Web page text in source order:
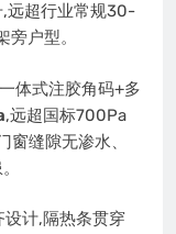
,远超行业常规30-
户型。
体式注胶角码+多
,远超国标700Pa
缝隙无渗水、
设计,隔热条贯穿